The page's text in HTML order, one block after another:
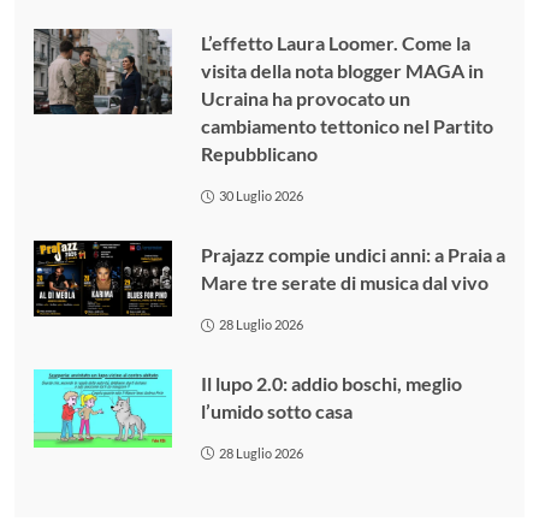
L’effetto Laura Loomer. Come la
visita della nota blogger MAGA in
Ucraina ha provocato un
cambiamento tettonico nel Partito
Repubblicano
30 Luglio 2026
Prajazz compie undici anni: a Praia a
Mare tre serate di musica dal vivo
28 Luglio 2026
Il lupo 2.0: addio boschi, meglio
l’umido sotto casa
28 Luglio 2026